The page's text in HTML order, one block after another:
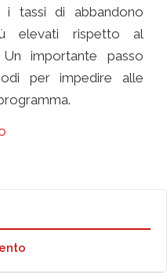
tassi di abbandono
elevati rispetto al
importante passo
per impedire alle